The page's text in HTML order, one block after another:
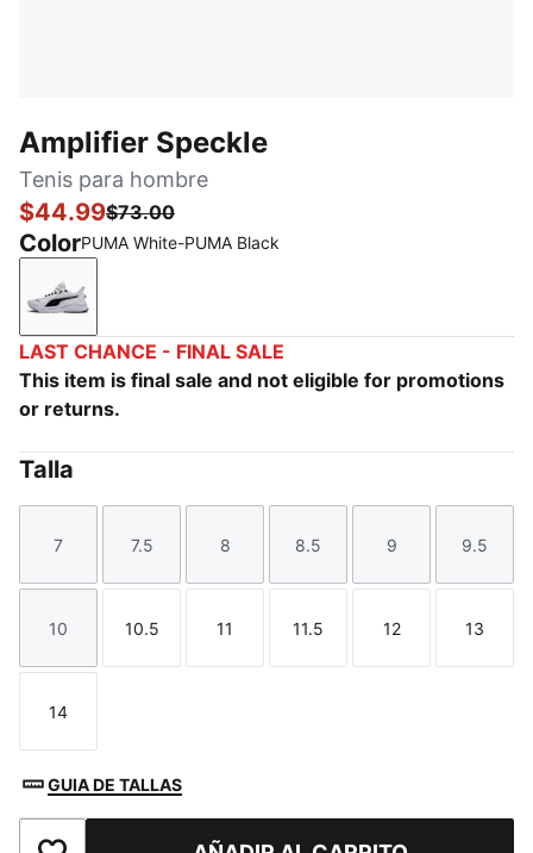
Amplifier Speckle
Tenis para hombre
$44.99$73.00
ColorPUMA White-PUMA Black
PUMA White-PUMA Black
LAST CHANCE - FINAL SALE
This item is final sale and not eligible for promotions
or returns.
Talla
Talla
7
Talla
7.5
Talla
8
Talla
8.5
Talla
9
Talla
9.5
Talla
10
Talla
10.5
Talla
11
Talla
11.5
Talla
12
Talla
13
Talla
14
GUIA DE TALLAS